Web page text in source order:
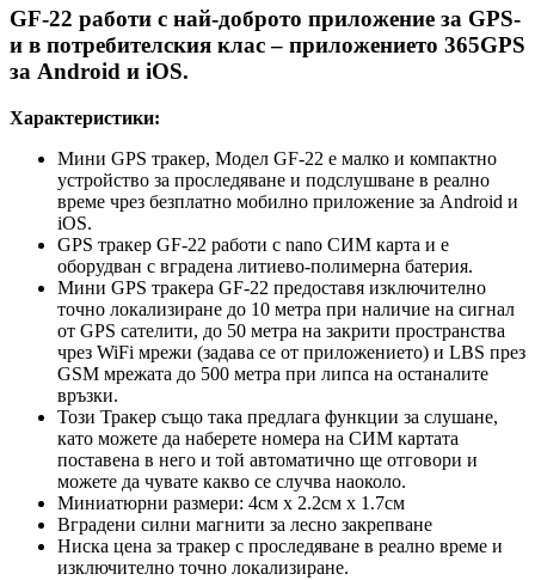
GF-22 работи с най-доброто приложение за GPS-
и в потребителския клас – приложението 365GPS
за Android и iOS.
Характеристики:
Мини GPS тракер, Модел GF-22 е малко и компактно
устройство за проследяване и подслушване в реално
време чрез безплатно мобилно приложение за Android и
iOS.
GPS тракер GF-22 работи с nano СИМ карта и е
оборудван с вградена литиево-полимерна батерия.
Мини GPS тракерa GF-22 предоставя изключително
точно локализиране до 10 метра при наличие на сигнал
от GPS сателити, до 50 метра на закрити пространства
чрез WiFi мрежи (задава се от приложението) и LBS през
GSM мрежата до 500 метра при липса на останалите
връзки.
Този Тракер също така предлага функции за слушане,
като можете да наберете номерa на СИМ картата
поставена в него и той автоматично ще отговори и
можете да чувате какво се случва наоколо.
Миниатюрни размери: 4см х 2.2см х 1.7см
Вградени силни магнити за лесно закрепване
Ниска цена за тракер с проследяване в реално време и
изключително точно локализиране.